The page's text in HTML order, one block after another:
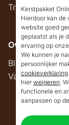
Track & Trace
Overig
Blog
Vacatures
Kerstpakket
Hierdoor kan
website goed
geplaatst als je
ervaring op
We kunnen je
persoonlijker
cookieverklaring
hier weigeren.
functionele en
aanpassen op